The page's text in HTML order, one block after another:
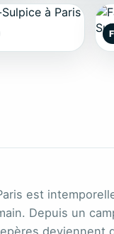
est
Depuis un
deviennent